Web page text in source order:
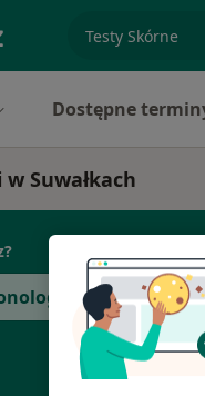
specjalizacja,
Dostępne
Suwałkach
Anestezjolog